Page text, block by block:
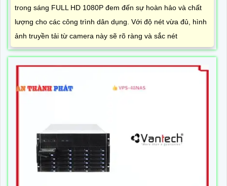
trong sáng FULL HD 1080P đem đến sự hoàn hảo và chất
lượng cho các công trình dân dụng. Với độ nét vừa đủ, hình
ảnh truyền tải từ camera này sẽ rõ ràng và sắc nét